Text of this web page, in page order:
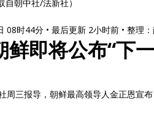
朝中社/法新社）
08时44分 • 最后更新 2小时前 • 整理
鲜即将公布“下
周三报导，朝鲜最高领导人金正恩宣